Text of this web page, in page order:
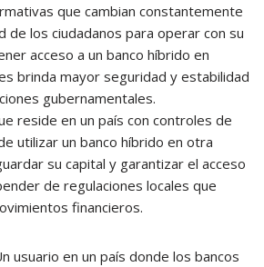
que cambian constantemente
de los ciudadanos para operar con su
acceso a un banco híbrido en
brinda mayor seguridad y estabilidad
gubernamentales.
reside en un país con controles de
utilizar un banco híbrido en otra
su capital y garantizar el acceso
de regulaciones locales que
financieros.
usuario en un país donde los bancos